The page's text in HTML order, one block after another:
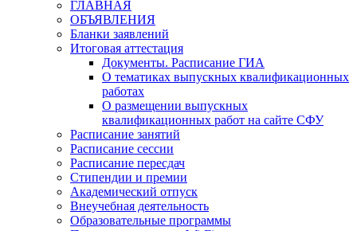
ГЛАВНАЯ
ОБЪЯВЛЕНИЯ
Бланки заявлений
Итоговая аттестация
Документы. Расписание ГИА
О тематиках выпускных квалификационных
работах
О размещении выпускных
квалификационных работ на сайте СФУ
Расписание занятий
Расписание сессии
Расписание пересдач
Стипендии и премии
Академический отпуск
Внеучебная деятельность
Образовательные программы